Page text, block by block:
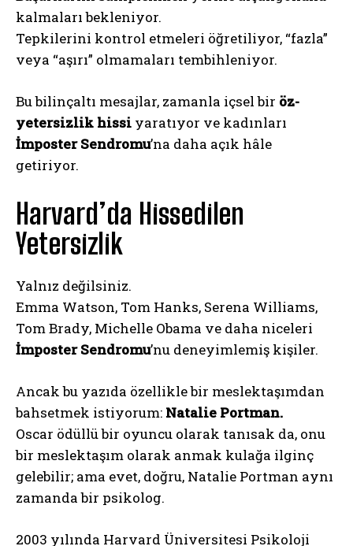
kalmaları bekleniyor.
Tepkilerini kontrol etmeleri öğretiliyor, “fazla”
veya “aşırı” olmamaları tembihleniyor.
Bu bilinçaltı mesajlar, zamanla içsel bir öz-
yetersizlik hissi yaratıyor ve kadınları
İmposter Sendromu’na daha açık hâle
getiriyor.
Harvard’da Hissedilen
Yetersizlik
Yalnız değilsiniz.
Emma Watson, Tom Hanks, Serena Williams,
Tom Brady, Michelle Obama ve daha niceleri
İmposter Sendromu’nu deneyimlemiş kişiler.
Ancak bu yazıda özellikle bir meslektaşımdan
bahsetmek istiyorum: Natalie Portman.
Oscar ödüllü bir oyuncu olarak tanısak da, onu
bir meslektaşım olarak anmak kulağa ilginç
gelebilir; ama evet, doğru, Natalie Portman aynı
zamanda bir psikolog.
2003 yılında Harvard Üniversitesi Psikoloji